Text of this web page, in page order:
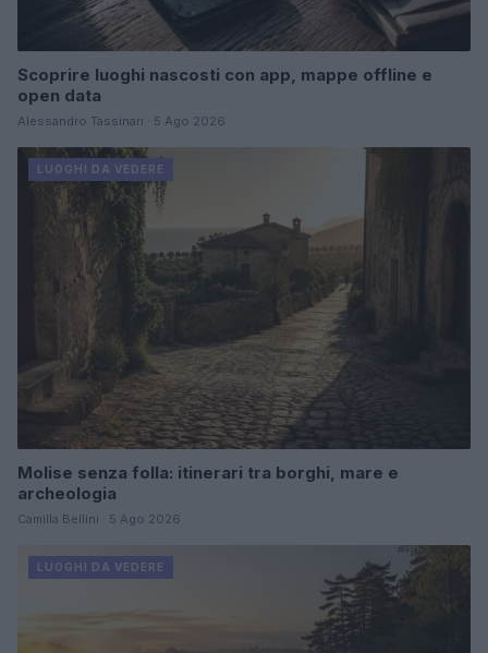
Scoprire luoghi nascosti con app, mappe offline e
open data
Alessandro Tassinari · 5 Ago 2026
LUOGHI DA VEDERE
Molise senza folla: itinerari tra borghi, mare e
archeologia
Camilla Bellini · 5 Ago 2026
LUOGHI DA VEDERE